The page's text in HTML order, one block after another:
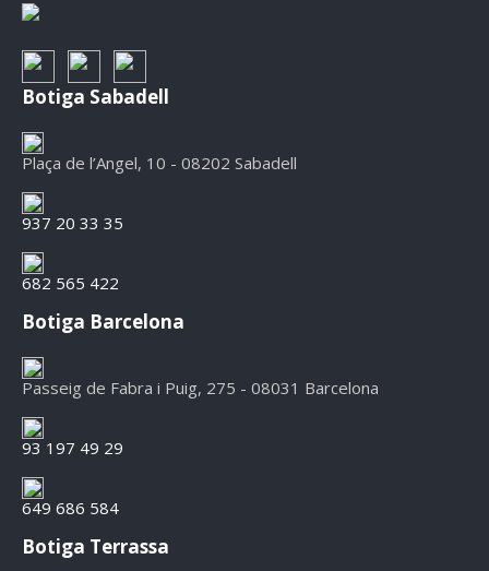
Botiga Sabadell
Plaça de l’Angel, 10 - 08202 Sabadell
937 20 33 35
682 565 422
Botiga Barcelona
Passeig de Fabra i Puig, 275 - 08031 Barcelona
93 197 49 29
649 686 584
Botiga Terrassa